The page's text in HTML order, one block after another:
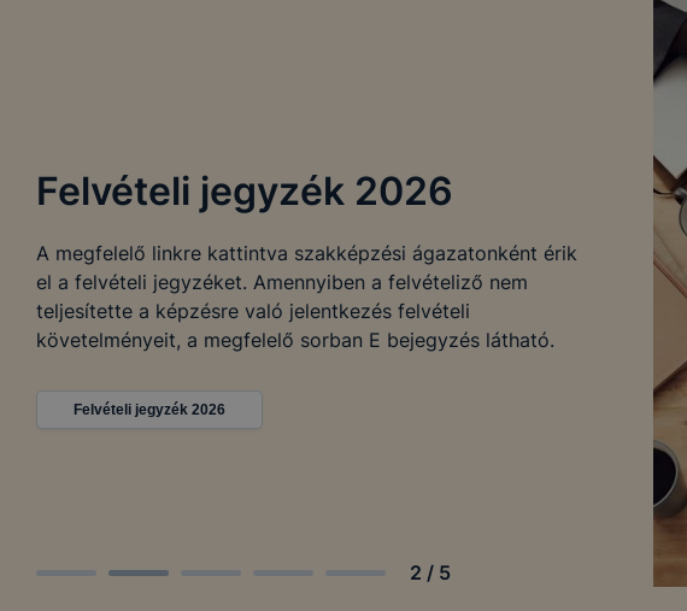
Felvételi jegyzék 2026
A megfelelő linkre kattintva szakképzési ágazatonként érik
el a felvételi jegyzéket. Amennyiben a felvételiző nem
teljesítette a képzésre való jelentkezés felvételi
követelményeit, a megfelelő sorban E bejegyzés látható.
Felvételi jegyzék 2026
2 / 5